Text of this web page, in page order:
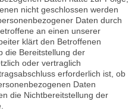
nicht geschlossen werden
Daten durch
an einen unserer
klärt den Betroffenen
die Bereitstellung der
oder vertraglich
erforderlich ist, ob
Daten
die Nichtbereitstellung der